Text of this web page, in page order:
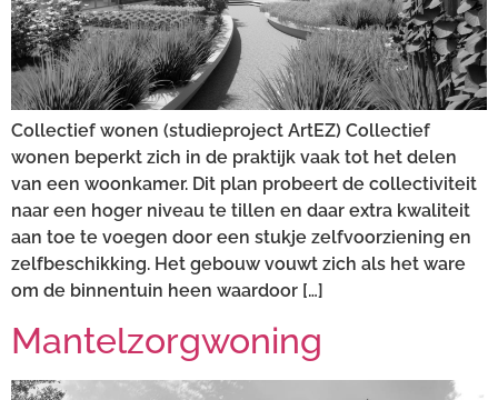
Collectief wonen (studieproject ArtEZ) Collectief
wonen beperkt zich in de praktijk vaak tot het delen
van een woonkamer. Dit plan probeert de collectiviteit
naar een hoger niveau te tillen en daar extra kwaliteit
aan toe te voegen door een stukje zelfvoorziening en
zelfbeschikking. Het gebouw vouwt zich als het ware
om de binnentuin heen waardoor […]
Mantelzorgwoning